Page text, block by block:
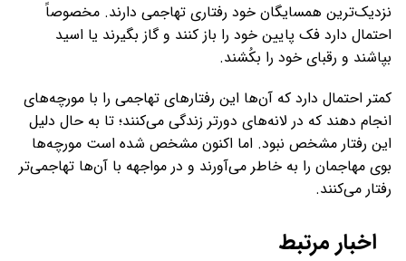
نزدیک‌ترین همسایگان خود رفتاری تهاجمی دارند. مخصوصاً
احتمال دارد فک پایین خود را باز کنند و گاز بگیرند یا اسید
بپاشند و رقبای خود را بکُشند.
کمتر احتمال دارد که آن‌ها این رفتارهای تهاجمی را با مورچه‌های
انجام دهند که در لانه‌های دورتر زندگی می‌کنند؛ تا به حال دلیل
این رفتار مشخص نبود. اما اکنون مشخص شده است مورچه‌ها
بوی مهاجمان را به خاطر می‌آورند و در مواجهه با آن‌ها تهاجمی‌تر
رفتار می‌کنند.
اخبار مرتبط